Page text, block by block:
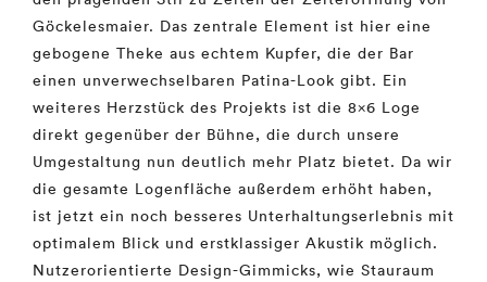
Göckelesmaier. Das zentrale Element ist hier eine
gebogene Theke aus echtem Kupfer, die der Bar
einen unverwechselbaren Patina-Look gibt. Ein
weiteres Herzstück des Projekts ist die 8×6 Loge
direkt gegenüber der Bühne, die durch unsere
Umgestaltung nun deutlich mehr Platz bietet. Da wir
die gesamte Logenfläche außerdem erhöht haben,
ist jetzt ein noch besseres Unterhaltungserlebnis mit
optimalem Blick und erstklassiger Akustik möglich.
Nutzerorientierte Design-Gimmicks, wie Stauraum